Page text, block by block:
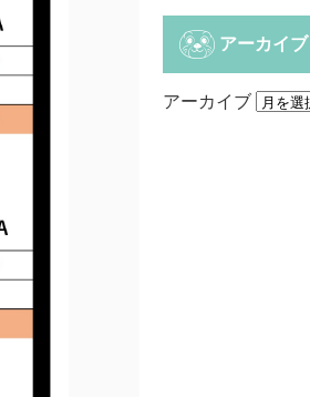
アーカイブ
アーカイブ